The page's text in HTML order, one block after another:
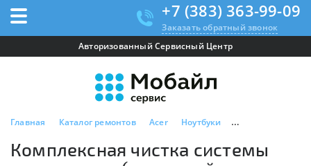
+7 (383) 363-99-09
Заказать обратный звонок
Авторизованный Сервисный Центр
Главная Каталог ремонтов Acer Ноутбуки Acer Aspire one
Комплексная чистка системы